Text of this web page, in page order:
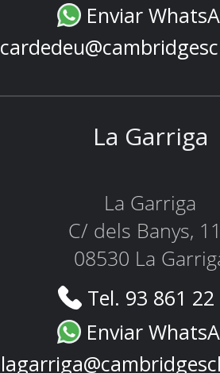
Enviar
La Garriga
La Garriga
C/ dels Banys,
08530 La
Tel. 93 861
Enviar